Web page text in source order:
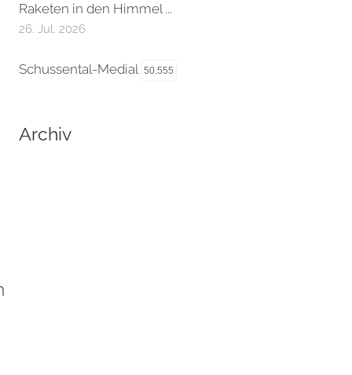
Raketen in den Himmel ...
26. Jul. 2026
Schussental-Medial 50.555
Archiv